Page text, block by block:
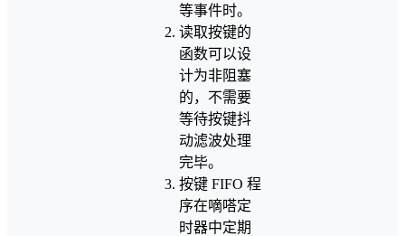
等事件时。
读取按键的
函数可以设
计为非阻塞
的，不需要
等待按键抖
动滤波处理
完毕。
按键 FIFO 程
序在嘀嗒定
时器中定期